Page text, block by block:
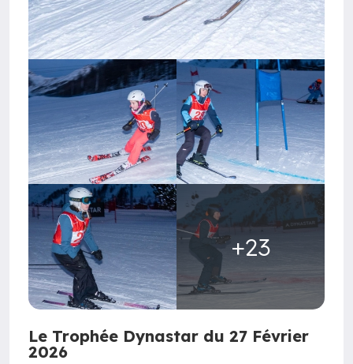
+23
Le Trophée Dynastar du 27 Février
2026